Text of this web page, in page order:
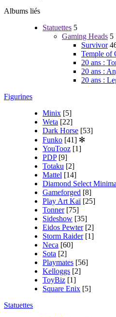
Albums liés
Statuettes 5
Gaming Heads 5
Survivor
Temple of
20 ans :
20 ans :
20 ans :
Figurines
Minix [5]
Weta [22]
Dark Horse [53]
Funko [41] ✻
YouTooz [1]
PDP [9]
Totaku [2]
Mattel [14]
Diamond Select
Gameforged [8]
Play Art Kaï [25]
Tonner [75]
Sideshow [35]
Eidos Pewter [2]
Storm Raider [1]
Neca [60]
Sota [2]
Playmates [56]
Kelloggs [2]
ToyBiz [1]
Square Enix [5]
Statuettes